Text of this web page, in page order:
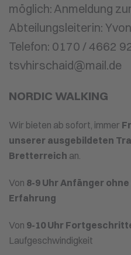
möglich: Anmeldung
Abteilungsleiterin:
Telefon: 0170 / 4662
tsvhirschaid@mail.de
NORDIC WALKING
Wir bieten ab sofort, immer
unserer ausgebildeten
Bretterreich an.
Von 8-9 Uhr Anfänger
Erfahrung
Von 9-10 Uhr
Laufgeschwindigkeit